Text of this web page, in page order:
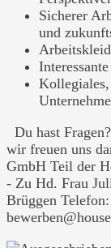
Sicherer
und
Du hast
wir freuen uns
GmbH Teil der
- Zu Hd. Frau
Brüggen